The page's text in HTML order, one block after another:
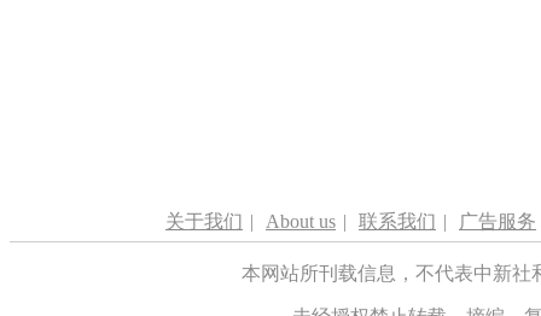
关于我们 | About us | 联系我们 | 广告服务
本网站所刊载信息，不代表中新